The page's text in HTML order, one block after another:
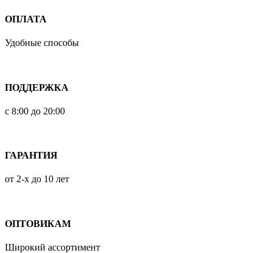
ОПЛАТА
Удобные способы
ПОДДЕРЖКА
с 8:00 до 20:00
ГАРАНТИЯ
от 2-х до 10 лет
ОПТОВИКАМ
Широкий ассортимент